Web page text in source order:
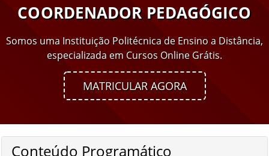
COORDENADOR PEDAGÓGICO
Somos uma Instituição Politécnica de Ensino a Distância,
especializada em Cursos Online Grátis.
MATRICULAR AGORA
Conteúdo Programático